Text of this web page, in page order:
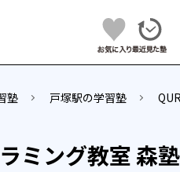
塾 戸塚駅の学習塾
ミング教室 森